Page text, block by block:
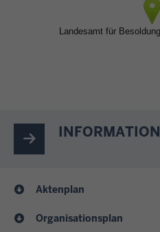
INFORMATION
Aktenplan
Organisationsplan